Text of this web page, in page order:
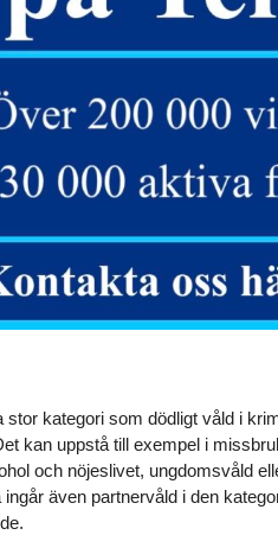
stor kategori som dödligt våld i
kan uppstå till exempel i
och nöjeslivet, ungdomsvåld
även partnervåld i den